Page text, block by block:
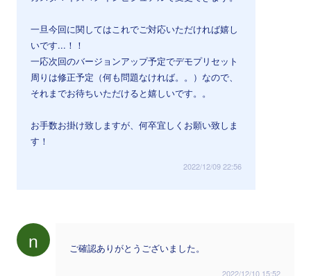
一旦今回に関してはこれでご対応いただければ嬉し
いです...！！
一応次回のバージョンアップ予定でデモプリセット
周りは修正予定（何も問題なければ。。）なので、
それまでお待ちいただけると嬉しいです。。
お手数お掛け致しますが、何卒宜しくお願い致しま
す！
2022/12/09 22:56
n ご確認ありがとうございました。
2022/12/10 15:52